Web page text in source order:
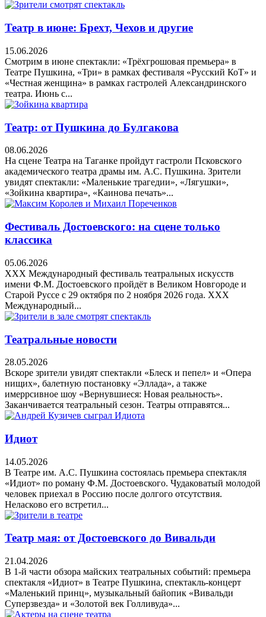
Театр в июне: Брехт, Чехов и другие
15.06.2026
Смотрим в июне спектакли: «Трёхгрошовая премьера» в
Театре Пушкина, «Три» в рамках фестиваля «Русский КоТ» и
«Честная женщина» в рамках гастролей Александринского
театра. Июнь с...
Театр: от Пушкина до Булгакова
08.06.2026
На сцене Театра на Таганке пройдут гастроли Псковского
академического театра драмы им. А.С. Пушкина. Зрители
увидят спектакли: «Маленькие трагедии», «Лягушки»,
«Зойкина квартира», «Каинова печать»...
Фестиваль Достоевского: на сцене только
классика
05.06.2026
XXX Международный фестиваль театральных искусств
имени Ф.М. Достоевского пройдёт в Великом Новгороде и
Старой Руссе с 29 октября по 2 ноября 2026 года. XXX
Международный...
Театральные новости
28.05.2026
Вскоре зрители увидят спектакли «Блеск и пепел» и «Опера
нищих», балетную постановку «Эллада», а также
имеррсивное шоу «Вернувшиеся: Новая реальность».
Заканчивается театральный сезон. Театры отправятся...
Идиот
14.05.2026
В Театре им. А.С. Пушкина состоялась премьера спектакля
«Идиот» по роману Ф.М. Достоевского. Чудаковатый молодой
человек приехал в Россию после долгого отсутствия.
Неласково его встретил...
Театр мая: от Достоевского до Вивальди
21.04.2026
В 1-й части обзора майских театральных событий: премьера
спектакля «Идиот» в Театре Пушкина, спектакль-концерт
«Маленький принц», музыкальный байопик «Вивальди
Суперзвезда» и «Золотой век Голливуда»...